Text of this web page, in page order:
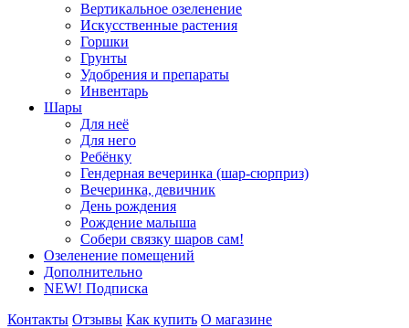
Вертикальное озеленение
Искусственные растения
Горшки
Грунты
Удобрения и препараты
Инвентарь
Шары
Для неё
Для него
Ребёнку
Гендерная вечеринка (шар-сюрприз)
Вечеринка, девичник
День рождения
Рождение малыша
Собери связку шаров сам!
Озеленение помещений
Дополнительно
NEW! Подписка
Контакты Отзывы Как купить О магазине